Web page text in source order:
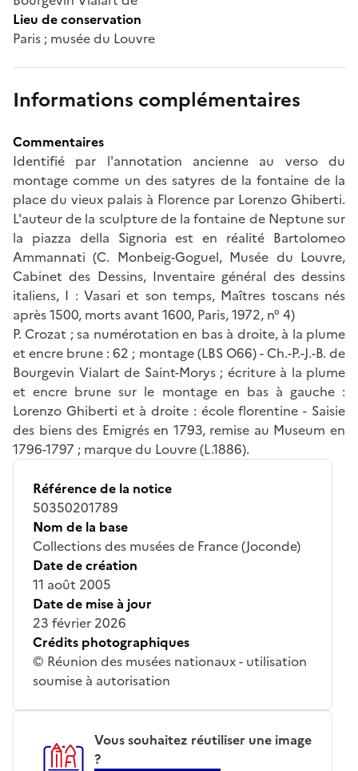
Lieu de conservation
Paris ; musée du Louvre
Informations complémentaires
Commentaires
Identifié par l'annotation ancienne au verso du
montage comme un des satyres de la fontaine de la
place du vieux palais à Florence par Lorenzo Ghiberti.
L'auteur de la sculpture de la fontaine de Neptune sur
la piazza della Signoria est en réalité Bartolomeo
Ammannati (C. Monbeig-Goguel, Musée du Louvre,
Cabinet des Dessins, Inventaire général des dessins
italiens, I : Vasari et son temps, Maîtres toscans nés
après 1500, morts avant 1600, Paris, 1972, n° 4)
P. Crozat ; sa numérotation en bas à droite, à la plume
et encre brune : 62 ; montage (LBS O66) - Ch.-P.-J.-B. de
Bourgevin Vialart de Saint-Morys ; écriture à la plume
et encre brune sur le montage en bas à gauche :
Lorenzo Ghiberti et à droite : école florentine - Saisie
des biens des Emigrés en 1793, remise au Museum en
1796-1797 ; marque du Louvre (L.1886).
Référence de la notice
50350201789
Nom de la base
Collections des musées de France (Joconde)
Date de création
11 août 2005
Date de mise à jour
23 février 2026
Crédits photographiques
© Réunion des musées nationaux - utilisation
soumise à autorisation
Vous souhaitez réutiliser une image
?